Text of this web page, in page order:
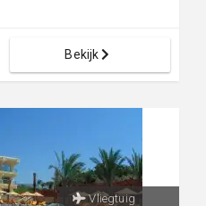
Bekijk
Vliegtuig